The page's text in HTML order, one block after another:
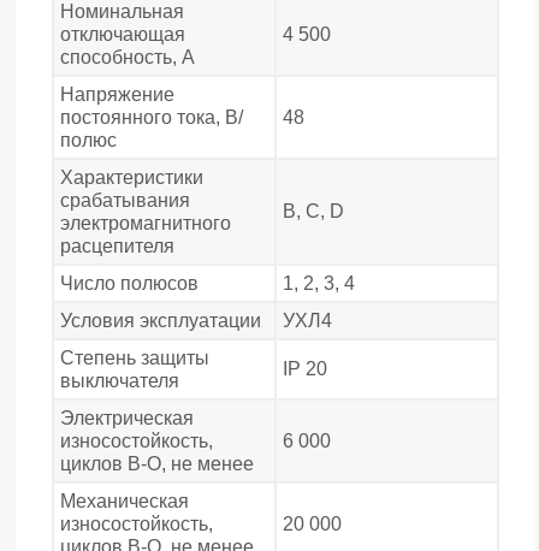
Номинальная
отключающая
способность, А
4 500
Напряжение
постоянного тока, В/
полюс
48
Характеристики
срабатывания
электромагнитного
расцепителя
В, С, D
Число полюсов
1, 2, 3, 4
Условия эксплуатации
УХЛ4
Степень защиты
выключателя
IP 20
Электрическая
износостойкость,
циклов В-О, не менее
6 000
Механическая
износостойкость,
циклов В-О, не менее
20 000